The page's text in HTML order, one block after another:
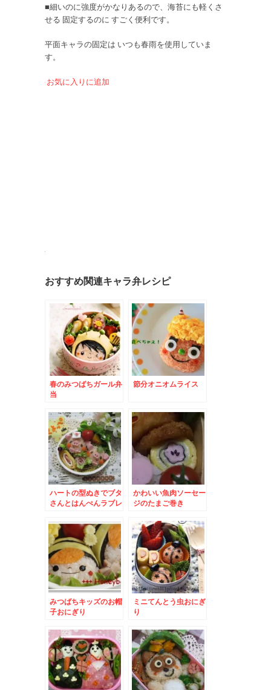
■細いのに強度がかなりあるので、海苔にも軽くさ
せる 固定するのに すごく便利です。
平面キャラの固定は いつも春雨を使用していま
す。
お気に入りに追加
おすすめ関連キャラ弁レシピ
春のみつばちガール弁
当
節分オニオムライス
ハートの型ぬきでブタ
さんとはんぺんラブレ
かわいい魚肉ソーセー
ジのたまご巻き
みつばちキッズのお帽
子おにぎり
ミニてんとう虫おにぎ
り